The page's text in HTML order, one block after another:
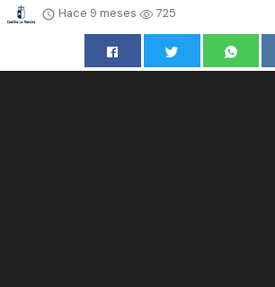
Hace 9 meses 725